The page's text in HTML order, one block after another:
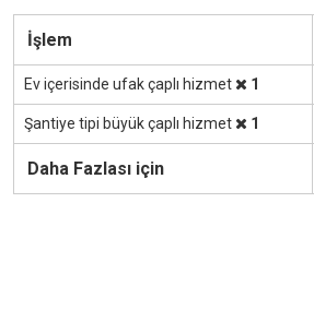
İşlem
Ev içerisinde ufak çaplı hizmet 1
Şantiye tipi büyük çaplı hizmet 1
Daha Fazlası için